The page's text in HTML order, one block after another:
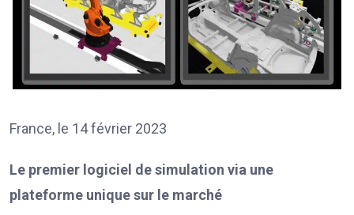
France, le 14 février 2023
Le premier logiciel de simulation via une
plateforme unique sur le marché